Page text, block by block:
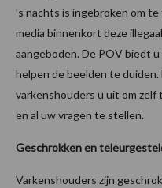
’s nachts is ingebroken om
media binnenkort deze
aangeboden. De POV biedt
helpen de beelden te
varkenshouders u uit om zelf
en al uw vragen te stellen.
Geschrokken en
Varkenshouders zijn